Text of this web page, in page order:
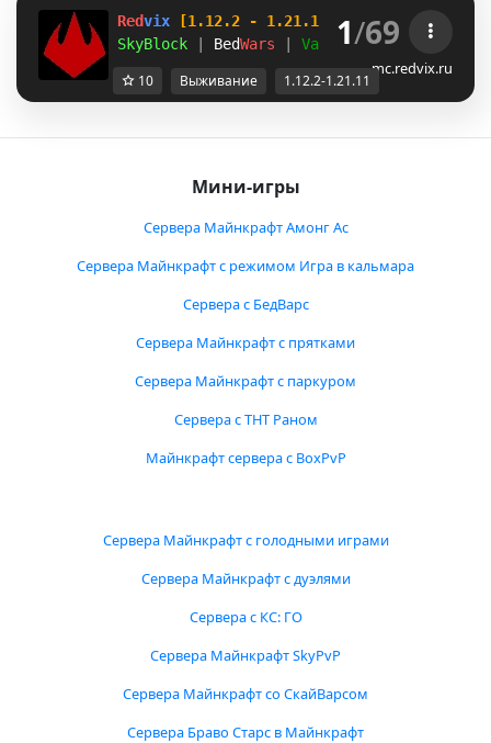
Redvix
[1.12.2 - 1.21.11]
SkyBlock
BedWars Vanilla:SMP+
1/69
mc.redvix.ru
10 Выживание 1.12.2-1.21.11
Мини-игры
Сервера Майнкрафт Амонг Ас
Сервера Майнкрафт с режимом Игра в кальмара
Сервера с БедВарс
Сервера Майнкрафт с прятками
Сервера Майнкрафт с паркуром
Сервера с ТНТ Раном
Майнкрафт сервера с BoxPvP
Сервера Майнкрафт с голодными играми
Сервера Майнкрафт с дуэлями
Сервера с КС: ГО
Сервера Майнкрафт SkyPvP
Сервера Майнкрафт со СкайВарсом
Сервера Браво Старс в Майнкрафт